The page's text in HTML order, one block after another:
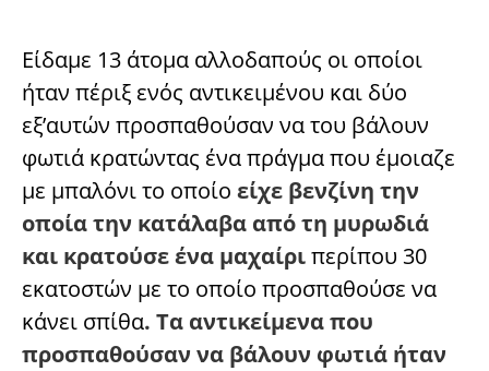
Είδαμε 13 άτομα αλλοδαπούς οι οποίοι
ήταν πέριξ ενός αντικειμένου και δύο
εξ’αυτών προσπαθούσαν να του βάλουν
φωτιά κρατώντας ένα πράγμα που έμοιαζε
με μπαλόνι το οποίο είχε βενζίνη την
οποία την κατάλαβα από τη μυρωδιά
και κρατούσε ένα μαχαίριπερίπου 30
εκατοστών με το οποίο προσπαθούσε να
κάνει σπίθα. Τα αντικείμενα που
προσπαθούσαν να βάλουν φωτιά ήταν